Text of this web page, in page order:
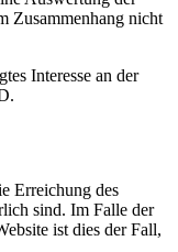
Zusammenhang nicht
Interesse an der
Erreichung des
sind. Im Falle der
ist dies der Fall,